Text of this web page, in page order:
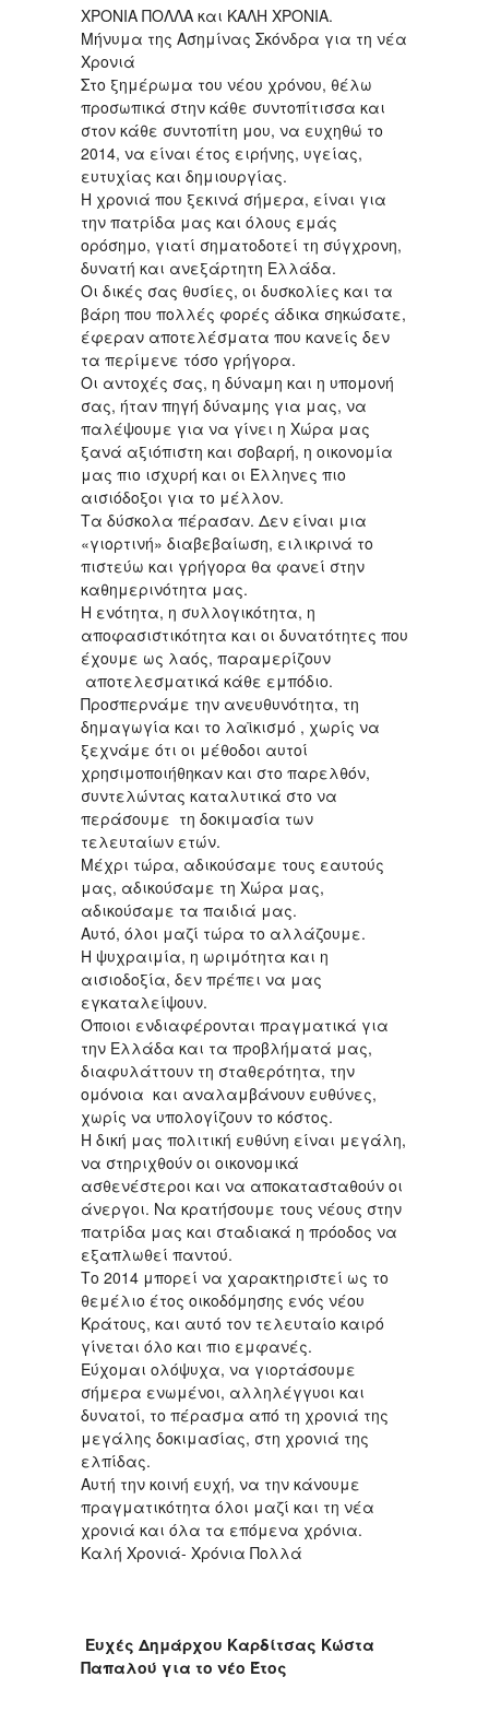
ΧΡΟΝΙΑ ΠΟΛΛΑ και ΚΑΛΗ ΧΡΟΝΙΑ.
Μήνυμα της Ασημίνας Σκόνδρα για τη νέα
Χρονιά
Στο ξημέρωμα του νέου χρόνου, θέλω
προσωπικά στην κάθε συντοπίτισσα και
στον κάθε συντοπίτη μου, να ευχηθώ το
2014, να είναι έτος ειρήνης, υγείας,
ευτυχίας και δημιουργίας.
Η χρονιά που ξεκινά σήμερα, είναι για
την πατρίδα μας και όλους εμάς
ορόσημο, γιατί σηματοδοτεί τη σύγχρονη,
δυνατή και ανεξάρτητη Ελλάδα.
Οι δικές σας θυσίες, οι δυσκολίες και τα
βάρη που πολλές φορές άδικα σηκώσατε,
έφεραν αποτελέσματα που κανείς δεν
τα περίμενε τόσο γρήγορα.
Οι αντοχές σας, η δύναμη και η υπομονή
σας, ήταν πηγή δύναμης για μας, να
παλέψουμε για να γίνει η Χώρα μας
ξανά αξιόπιστη και σοβαρή, η οικονομία
μας πιο ισχυρή και οι Έλληνες πιο
αισιόδοξοι για το μέλλον.
Τα δύσκολα πέρασαν. Δεν είναι μια
«γιορτινή» διαβεβαίωση, ειλικρινά το
πιστεύω και γρήγορα θα φανεί στην
καθημερινότητα μας.
Η ενότητα, η συλλογικότητα, η
αποφασιστικότητα και οι δυνατότητες που
έχουμε ως λαός, παραμερίζουν
αποτελεσματικά κάθε εμπόδιο.
Προσπερνάμε την ανευθυνότητα, τη
δημαγωγία και το λαϊκισμό , χωρίς να
ξεχνάμε ότι οι μέθοδοι αυτοί
χρησιμοποιήθηκαν και στο παρελθόν,
συντελώντας καταλυτικά στο να
περάσουμε τη δοκιμασία των
τελευταίων ετών.
Μέχρι τώρα, αδικούσαμε τους εαυτούς
μας, αδικούσαμε τη Χώρα μας,
αδικούσαμε τα παιδιά μας.
Αυτό, όλοι μαζί τώρα το αλλάζουμε.
Η ψυχραιμία, η ωριμότητα και η
αισιοδοξία, δεν πρέπει να μας
εγκαταλείψουν.
Όποιοι ενδιαφέρονται πραγματικά για
την Ελλάδα και τα προβλήματά μας,
διαφυλάττουν τη σταθερότητα, την
ομόνοια και αναλαμβάνουν ευθύνες,
χωρίς να υπολογίζουν το κόστος.
Η δική μας πολιτική ευθύνη είναι μεγάλη,
να στηριχθούν οι οικονομικά
ασθενέστεροι και να αποκατασταθούν οι
άνεργοι. Να κρατήσουμε τους νέους στην
πατρίδα μας και σταδιακά η πρόοδος να
εξαπλωθεί παντού.
Το 2014 μπορεί να χαρακτηριστεί ως το
θεμέλιο έτος οικοδόμησης ενός νέου
Κράτους, και αυτό τον τελευταίο καιρό
γίνεται όλο και πιο εμφανές.
Εύχομαι ολόψυχα, να γιορτάσουμε
σήμερα ενωμένοι, αλληλέγγυοι και
δυνατοί, το πέρασμα από τη χρονιά της
μεγάλης δοκιμασίας, στη χρονιά της
ελπίδας.
Αυτή την κοινή ευχή, να την κάνουμε
πραγματικότητα όλοι μαζί και τη νέα
χρονιά και όλα τα επόμενα χρόνια.
Καλή Χρονιά- Χρόνια Πολλά
Ευχές Δημάρχου Καρδίτσας Κώστα
Παπαλού για το νέο Έτος